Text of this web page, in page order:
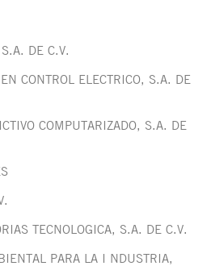
DE C.V.
CONTROL ELECTRICO, S.A. DE
COMPUTARIZADO, S.A. DE
TECNOLOGICA, S.A. DE C.V.
PARA LA I NDUSTRIA,